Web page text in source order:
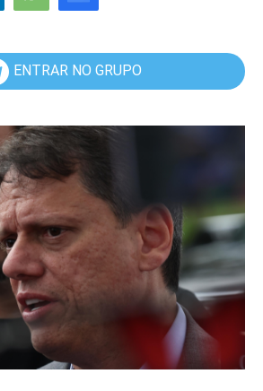
ENTRAR NO GRUPO